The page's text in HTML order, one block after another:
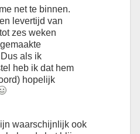
net te binnen.
levertijd van
zes weken
als ik
heb ik dat hem
hopelijk
waarschijnlijk ook